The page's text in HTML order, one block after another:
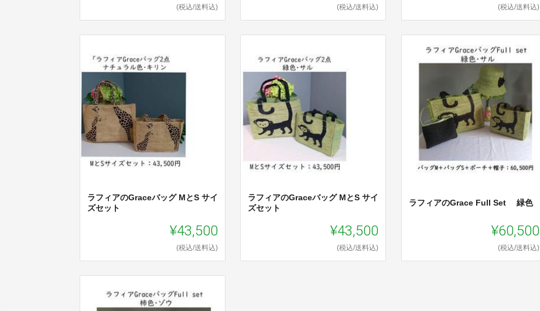
(税込/送料込) (税込/送料込) (税込/送料込)
ラフィアのGraceバッグ MとS サイ
ズセット
¥43,500
(税込/送料込)
ラフィアのGraceバッグ MとS サイ
ズセット
¥43,500
(税込/送料込)
ラフィアのGrace Full Set 緑色
¥60,500
(税込/送料込)